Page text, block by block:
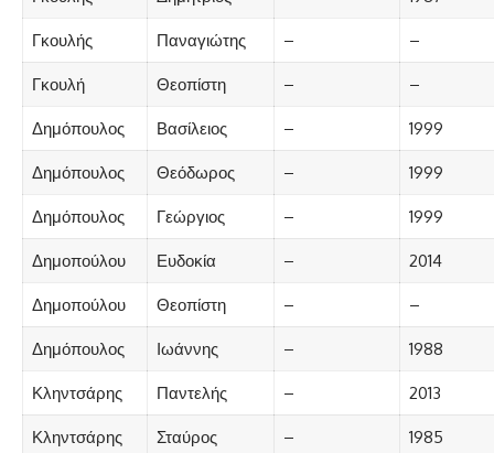
Γκουλής Παναγιώτης – –
Γκουλή Θεοπίστη – –
Δημόπουλος Βασίλειος – 1999
Δημόπουλος Θεόδωρος – 1999
Δημόπουλος Γεώργιος – 1999
Δημοπούλου Ευδοκία – 2014
Δημοπούλου Θεοπίστη – –
Δημόπουλος Ιωάννης – 1988
Κληντσάρης Παντελής – 2013
Κληντσάρης Σταύρος – 1985